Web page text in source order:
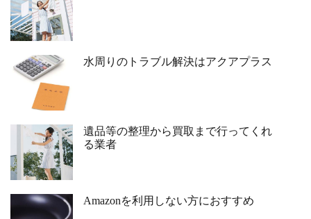
水周りのトラブル解決はアクアプラス
遺品等の整理から買取まで行ってくれ
る業者
Amazonを利用しない方におすすめ